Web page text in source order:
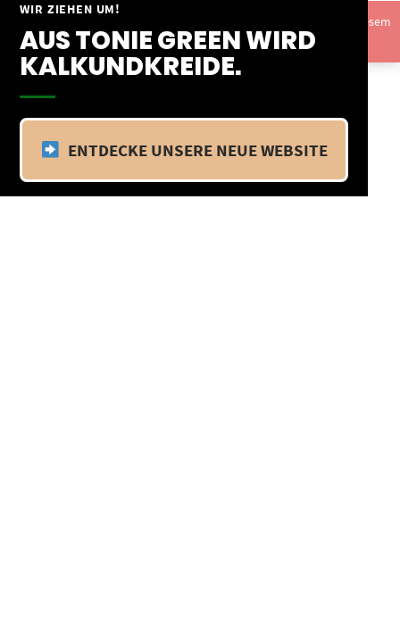
WIR ZIEHEN UM!
AUS TONIE GREEN WIRD
KALKUNDKREIDE.
ENTDECKE UNSERE NEUE WEBSITE
Springe
Inhalt
Vom 09.04.25 - 20.04.25 befinden wir uns im Betriebsurlaub. In diesem
Zeitraum findet kein Versand statt.Ausblenden